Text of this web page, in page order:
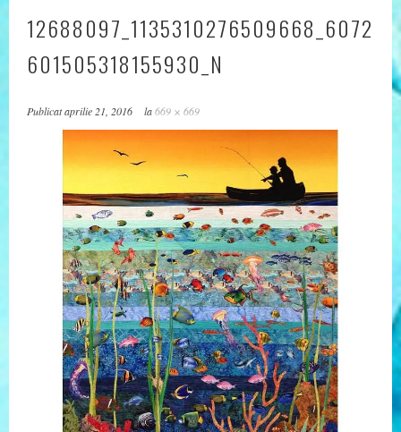
12688097_1135310276509668_6072
601505318155930_N
Publicataprilie 21, 2016 la669 × 669